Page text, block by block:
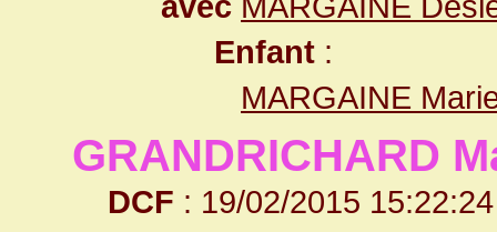
Enfant :
MARGAINE
GRANDRICHARD
DCF : 19/02/2015 15:22:24